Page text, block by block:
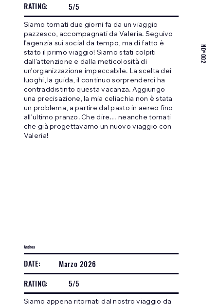
NO°002
RATING:
5/5
Siamo tornati due giorni fa da un viaggio
pazzesco, accompagnati da Valeria. Seguivo
l’agenzia sui social da tempo, ma di fatto è
stato il primo viaggio! Siamo stati colpiti
dall’attenzione e dalla meticolosità di
un’organizzazione impeccabile. La scelta dei
luoghi, la guida, il continuo sorprenderci ha
contraddistinto questa vacanza. Aggiungo
una precisazione, la mia celiachia non è stata
un problema, a partire dal pasto in aereo fino
all’ultimo pranzo. Che dire… neanche tornati
che già progettavamo un nuovo viaggio con
Valeria!
Andrea
DATE:
Marzo 2026
RATING:
5/5
Siamo appena ritornati dal nostro viaggio da